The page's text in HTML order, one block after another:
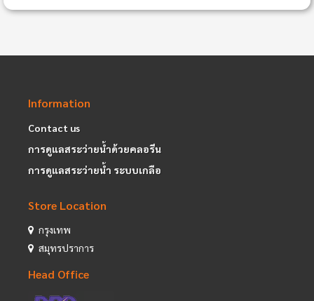
Information
Contact us
การดูแลสระว่ายน้ำด้วยคลอรีน
การดูแลสระว่ายน้ำ ระบบเกลือ
Store Location
กรุงเทพ
สมุทรปราการ
Head Office